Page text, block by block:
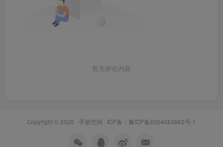
暂无评论内容
Copyright © 2025 · 手游空间 · ICP备： 豫ICP备2024083862号-1